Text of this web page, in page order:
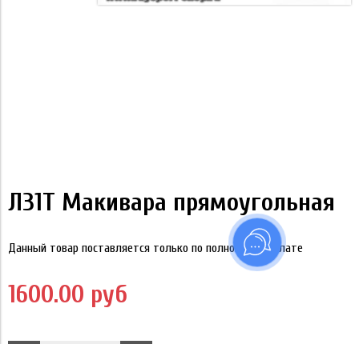
Л31Т Макивара прямоугольная
Данный товар поставляется только по полной предоплате
1600.00 руб